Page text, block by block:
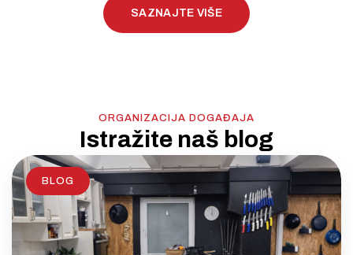
SAZNAJTE VIŠE
ORGANIZACIJA DOGAĐAJA
Istražite naš blog
BLOG